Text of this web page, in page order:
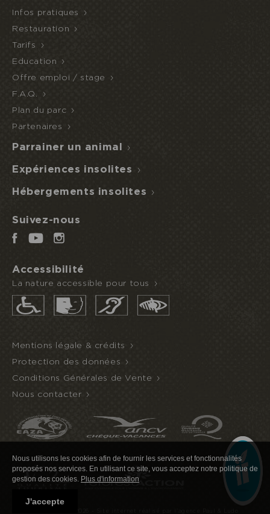
Infos pratiques
Restauration
Tarifs
Education
Offre emploi / stage
F.A.Q.
Plan du parc
Partenaires
Parrainer un animal
Expériences insolites
Hébergements insolites
Suivez-nous
Accessibilité
La nature accessible pour tous
Mentions légale & crédits
Protection des données
Conditions Générales de Vente
Nous contacter
ACCÈS
Nous utilisons les cookies afin de fournir les services et fonctionnalités
proposés nos services. En utilisant ce site, vous acceptez notre politique de
gestion des cookies. Plus d'information
J'accepte